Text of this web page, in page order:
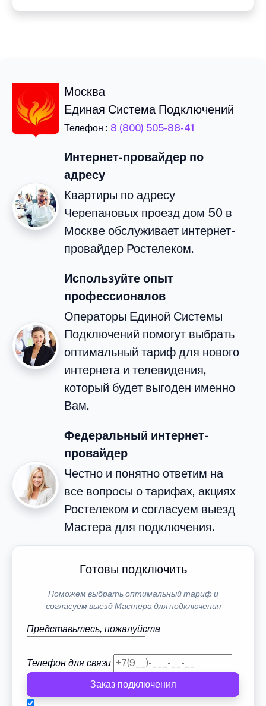
Москва
Единая Система Подключений
Телефон : 8 (800) 505-88-41
Интернет-провайдер по
адресу
Квартиры по адресу
Черепановых проезд дом 50 в
Москве обслуживает интернет-
провайдер Ростелеком.
Используйте опыт
профессионалов
Операторы Единой Системы
Подключений помогут выбрать
оптимальный тариф для нового
интернета и телевидения,
который будет выгоден именно
Вам.
Федеральный интернет-
провайдер
Честно и понятно ответим на
все вопросы о тарифах, акциях
Ростелеком и согласуем выезд
Мастера для подключения.
Готовы подключить
Поможем выбрать оптимальный тариф и
согласуем выезд Мастера для подключения
Представьтесь, пожалуйста
Телефон для связи
Заказ подключения